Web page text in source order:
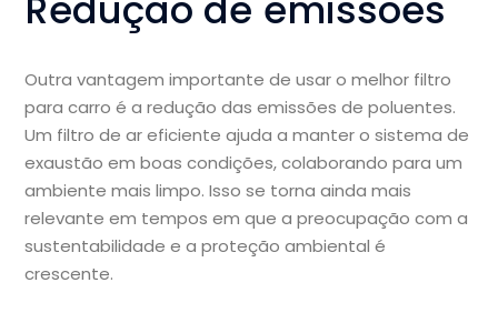
Outra vantagem importante de usar o melhor filtro
para carro é a redução das emissões de poluentes.
Um filtro de ar eficiente ajuda a manter o sistema de
exaustão em boas condições, colaborando para um
ambiente mais limpo. Isso se torna ainda mais
relevante em tempos em que a preocupação com a
sustentabilidade e a proteção ambiental é
crescente.